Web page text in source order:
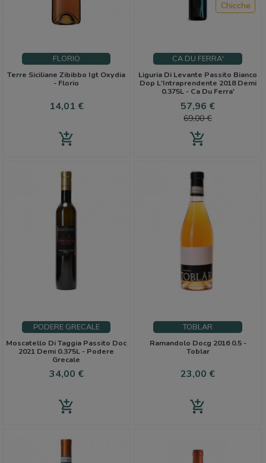
FLORIO
Terre Siciliane Zibibbo Igt Oxydia
- Florio
Prezzo
14,01 €
add_shopping_cart
CA DU FERRA'
Liguria Di Levante Passito Bianco
Dop L'Intraprendente 2018 Demi
0.375L - Ca Du Ferra'
Prezzo
57,96 €Prezzo
69,00 €
Chicche
add_shopping_cart
PODERE GRECALE
Moscatello Di Taggia Passito Doc
2021 Demi 0.375L - Podere
Grecale
Prezzo
34,00 €
add_shopping_cart
TOBLAR
Ramandolo Docg 2016 0.5 -
Toblar
Prezzo
23,00 €
add_shopping_cart